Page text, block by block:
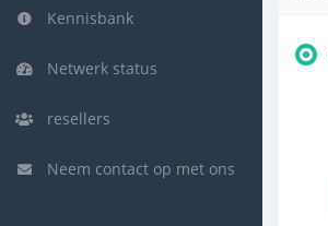
Kennisbank
Netwerk status
resellers
Neem contact op met ons